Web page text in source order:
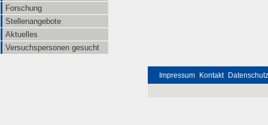
Forschung
Stellenangebote
Aktuelles
Versuchspersonen gesucht
Impressum Kontakt Datenschutz